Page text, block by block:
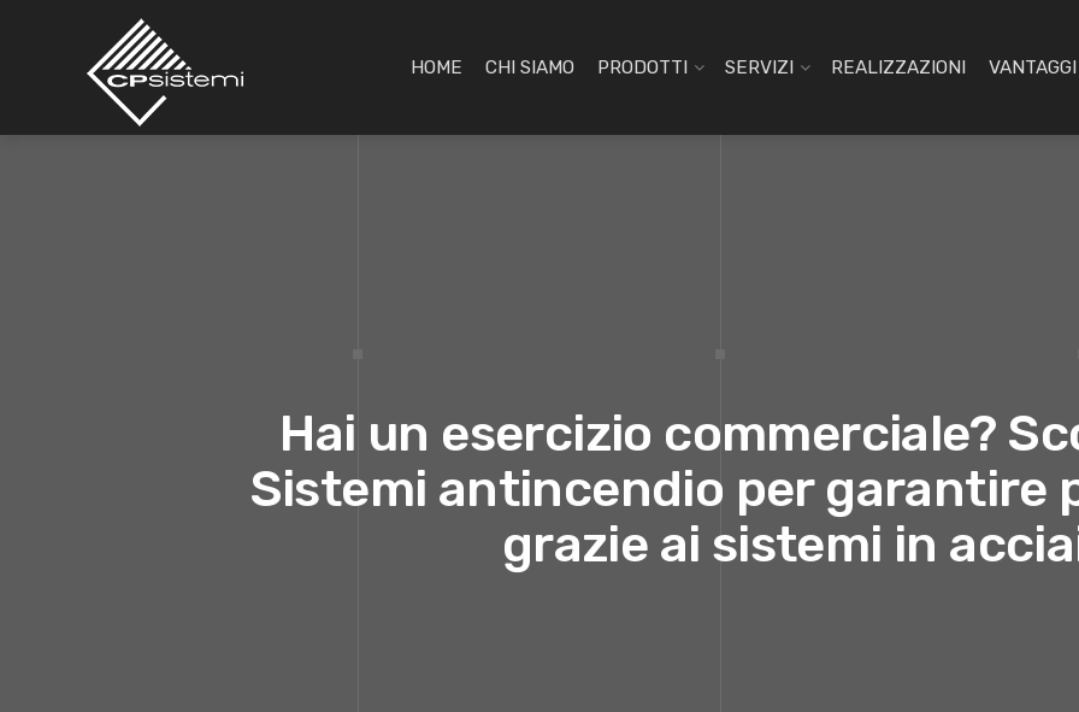
HOME CHI SIAMO PRODOTTI SERVIZI REALIZZAZIONI
Hai un esercizio commerciale?
Sistemi antincendio per garantire
grazie ai sistemi in